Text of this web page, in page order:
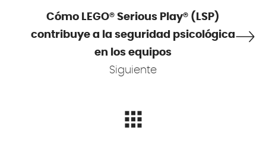
Cómo LEGO® Serious Play® (LSP)
contribuye a la seguridad psicológica
en los equipos
Siguiente